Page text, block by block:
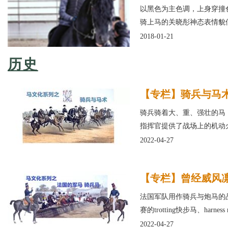
以黑色为主色调，上身穿
骑上马的关晓彤神态表情貌
2018-01-21
历史
【专栏】骑兵与
骑兵骑着大、重、强壮的
指挥官提供了战场上的机动
2022-04-27
【专栏】曾经威
法国军队用作骑兵与炮马
赛的trotting快步马、
2022-04-27